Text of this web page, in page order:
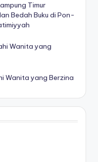
Timur
Bedah Buku di Pon-
Wanita yang
Wanita yang Berzina